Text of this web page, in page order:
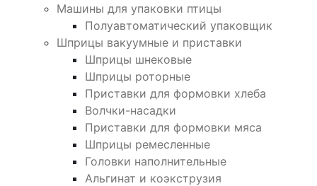
Машины для упаковки птицы
Полуавтоматический упаковщик
Шприцы вакуумные и приставки
Шприцы шнековые
Шприцы роторные
Приставки для формовки хлеба
Волчки-насадки
Приставки для формовки мяса
Шприцы ремесленные
Головки наполнительные
Альгинат и коэкструзия